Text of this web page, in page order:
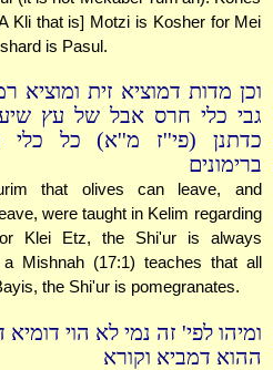
Kli that is] Motzi is Kosher for Mei
is Pasul.
וכן מדות דמוציא זית ומוציא
גבי כלי חרס אבל של עץ
כדתנן (פי''ז מ''א) כל כלי
ברימונים
that olives can leave, and
were taught in Kelim regarding
Klei Etz, the Shi'ur is always
a Mishnah (17:1) teaches that all
the Shi'ur is pomegranates.
ומיהו לפי' זה נמי לא הוי
ההוא דמביא וקורא